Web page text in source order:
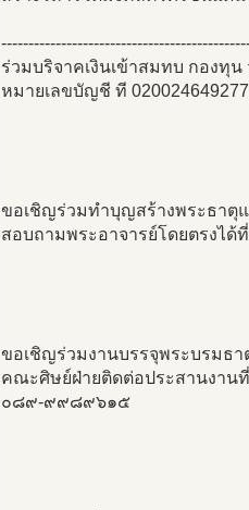
ร่วมบริจาคเงินเข้าสมทบ กองทุ
หมายเลขบัญชี ที
ขอเชิญร่วมทำบุญสร้างพระธาตุ
สอบถามพระอาจารย์โดยตรงได้
ขอเชิญร่วมงานบรรจุพระบรมธ
คณะศิษย์ฝ่ายติดต่อประสานงา
๐๘๙-๙๙๘๙๖๑๕